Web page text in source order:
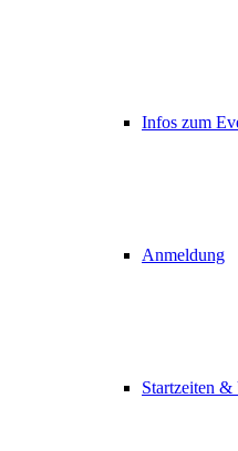
Infos zum
Anmeldung
Startzeiten